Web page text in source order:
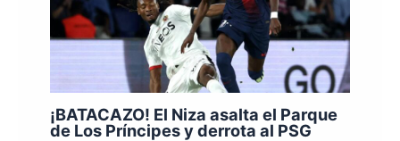
¡BATACAZO! El Niza asalta el Parque
de Los Príncipes y derrota al PSG